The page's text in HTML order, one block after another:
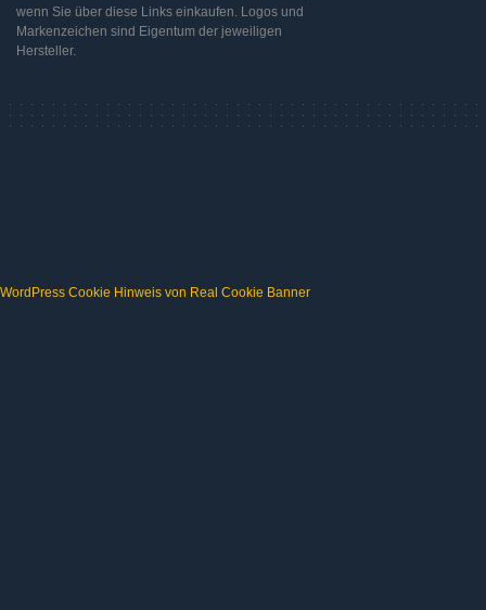
wenn Sie über diese Links einkaufen. Logos und
Markenzeichen sind Eigentum der jeweiligen
Hersteller.
WordPress Cookie Hinweis von Real Cookie Banner